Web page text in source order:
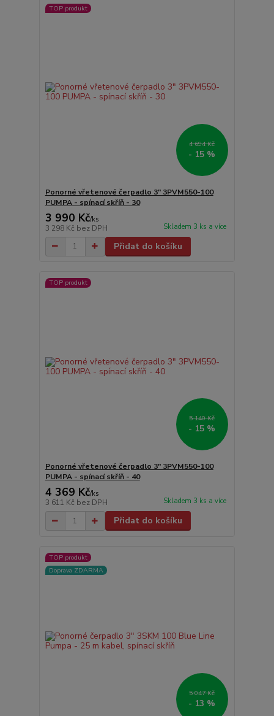
TOP produkt
4 694 Kč
- 15 %
Ponorné vřetenové čerpadlo 3" 3PVM550-100
PUMPA - spínací skříň - 30
3 990 Kč/ks
3 298 Kč bez DPH Skladem 3 ks a více
Přidat do košíku
TOP produkt
5 140 Kč
- 15 %
Ponorné vřetenové čerpadlo 3" 3PVM550-100
PUMPA - spínací skříň - 40
4 369 Kč/ks
3 611 Kč bez DPH Skladem 3 ks a více
Přidat do košíku
TOP produkt
Doprava ZDARMA
5 047 Kč
- 13 %